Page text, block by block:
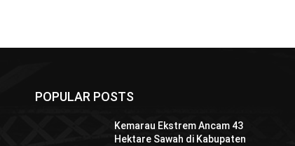
POPULAR POSTS
Kemarau Ekstrem Ancam 43
Hektare Sawah di Kabupaten